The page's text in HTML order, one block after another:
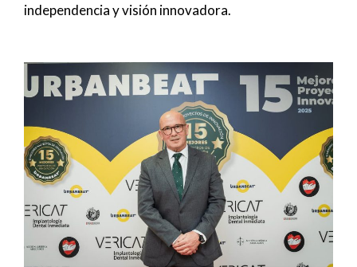
independencia y visión innovadora.